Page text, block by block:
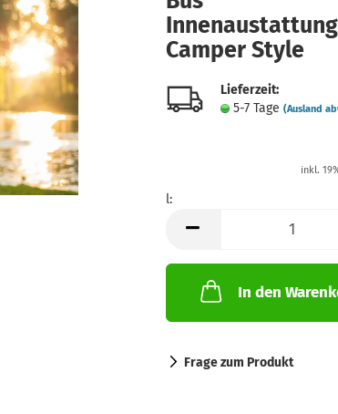
Innenaustattung
Camper Style
Lieferzeit:
5-7 Tage (Ausland
inkl.
l:
In den
Frage zum Produkt